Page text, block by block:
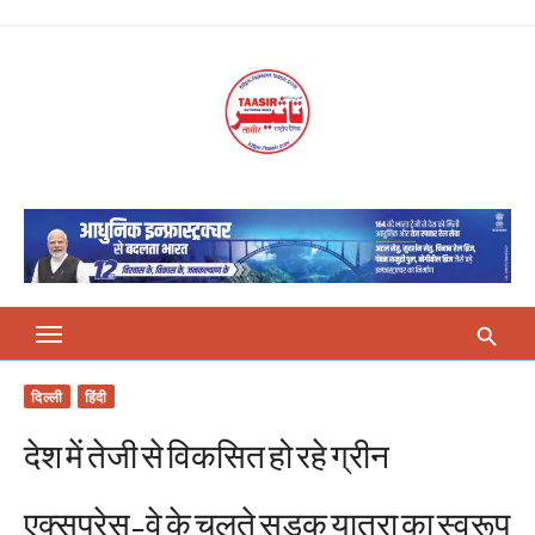
दिल्ली हिंदी
देश में तेजी से विकसित हो रहे ग्रीन